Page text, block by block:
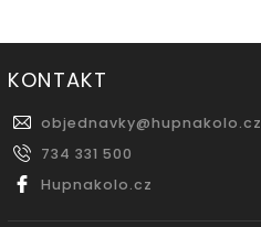
KONTAKT
objednavky@hupnakolo.cz
734 331 500
Hupnakolo.cz